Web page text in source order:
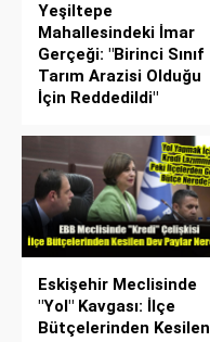
Yeşiltepe
Mahallesindeki İmar
Gerçeği: "Birinci Sınıf
Tarım Arazisi Olduğu
İçin Reddedildi"
Eskişehir Meclisinde
"Yol" Kavgası: İlçe
Bütçelerinden Kesilen